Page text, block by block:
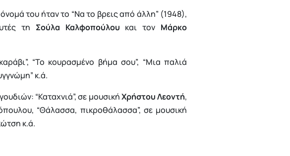
του ήταν το “Να το βρεις από άλλη” (1948),
τη Σούλα Καλφοπούλου και τον Μάρκο
“Το κουρασμένο βήμα σου”, “Μια παλιά
κ.ά.
“Καταχνιά”, σε μουσικήΧρήστου Λεοντή,
“Θάλασσα, πικροθάλασσα”, σε μουσική
κ.ά.